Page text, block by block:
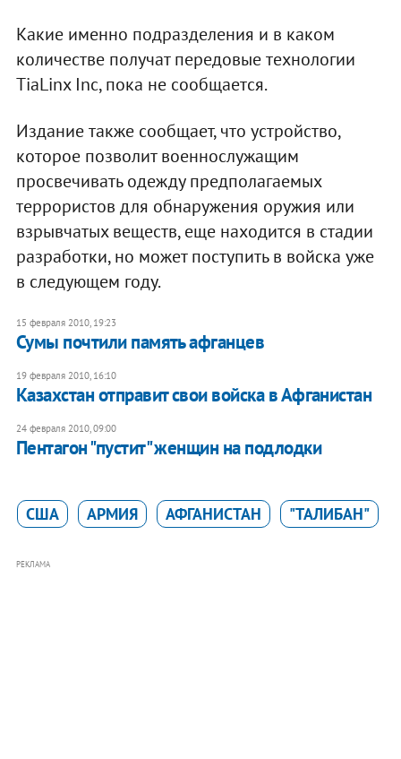
Какие именно подразделения и в каком
количестве получат передовые технологии
TiaLinx Inc, пока не сообщается.
Издание также сообщает, что устройство,
которое позволит военнослужащим
просвечивать одежду предполагаемых
террористов для обнаружения оружия или
взрывчатых веществ, еще находится в стадии
разработки, но может поступить в войска уже
в следующем году.
15 февраля 2010, 19:23
Сумы почтили память афганцев
19 февраля 2010, 16:10
Казахстан отправит свои войска в Афганистан
24 февраля 2010, 09:00
Пентагон "пустит" женщин на подлодки
США АРМИЯ АФГАНИСТАН "ТАЛИБАН"
РЕКЛАМА